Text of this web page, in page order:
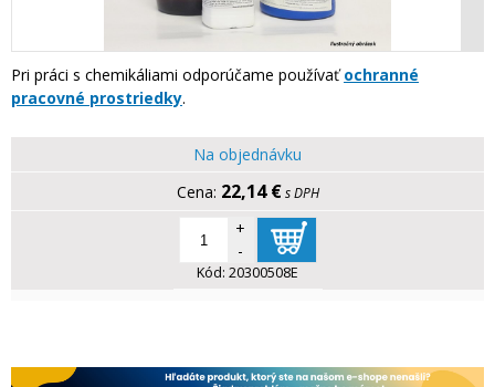
Pri práci s chemikáliami odporúčame používaťochranné
pracovné prostriedky.
Na objednávku
22,14 € s DPH
+
-
Kód: 20300508E